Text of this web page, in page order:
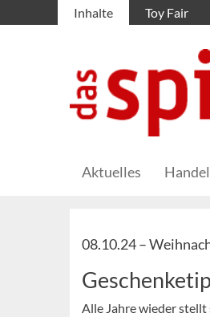
Inhalte Toy Fair
Aktuelles Handel
08.10.24 –
Alle Jahre wieder stellt